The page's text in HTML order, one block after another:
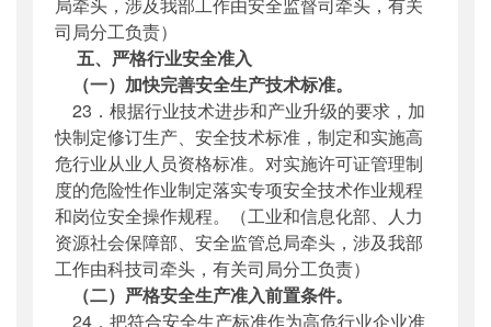
局牵头，涉及我部工作由安全监督司牵头，有关
司局分工负责）
五、严格行业安全准入
（一）加快完善安全生产技术标准。
23．根据行业技术进步和产业升级的要求，加
快制定修订生产、安全技术标准，制定和实施高
危行业从业人员资格标准。对实施许可证管理制
度的危险性作业制定落实专项安全技术作业规程
和岗位安全操作规程。（工业和信息化部、人力
资源社会保障部、安全监管总局牵头，涉及我部
工作由科技司牵头，有关司局分工负责）
（二）严格安全生产准入前置条件。
24．把符合安全生产标准作为高危行业企业准